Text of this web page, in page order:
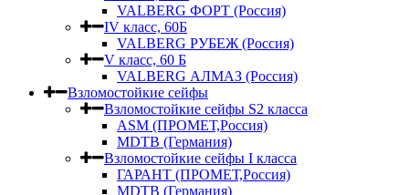
VALBERG ФОРТ (Россия)
IV класс, 60Б
VALBERG РУБЕЖ (Россия)
V класс, 60 Б
VALBERG АЛМАЗ (Россия)
Взломостойкие сейфы
Взломостойкие сейфы S2 класса
ASM (ПРОМЕТ,Россия)
MDTB (Германия)
Взломостойкие сейфы I класса
ГАРАНТ (ПРОМЕТ,Россия)
MDTB (Германия)